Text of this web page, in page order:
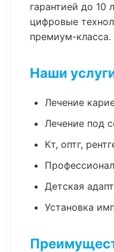
гарантией до 10
цифровые
премиум-класса.
Наши
Лечение
Лечение под
Кт, оптг,
Детская
Установка